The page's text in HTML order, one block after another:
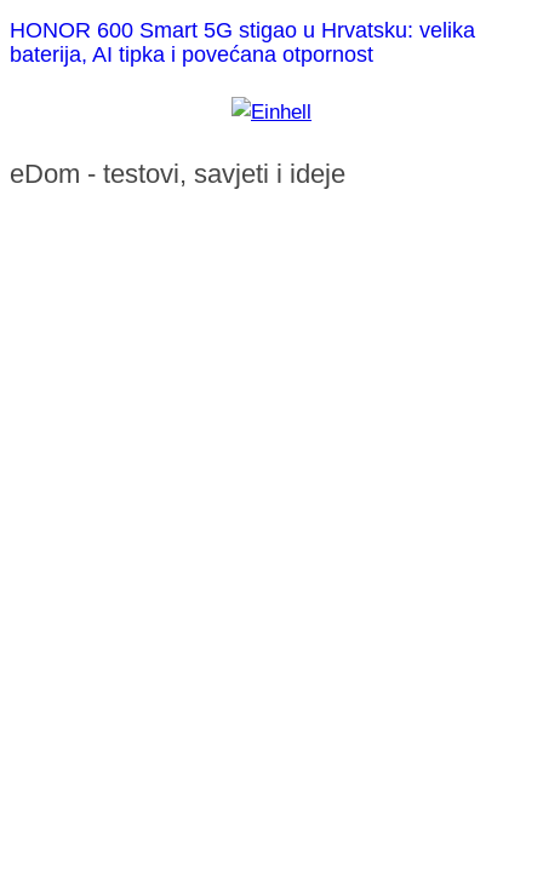
HONOR 600 Smart 5G stigao u Hrvatsku: velika
baterija, AI tipka i povećana otpornost
eDom - testovi, savjeti i ideje